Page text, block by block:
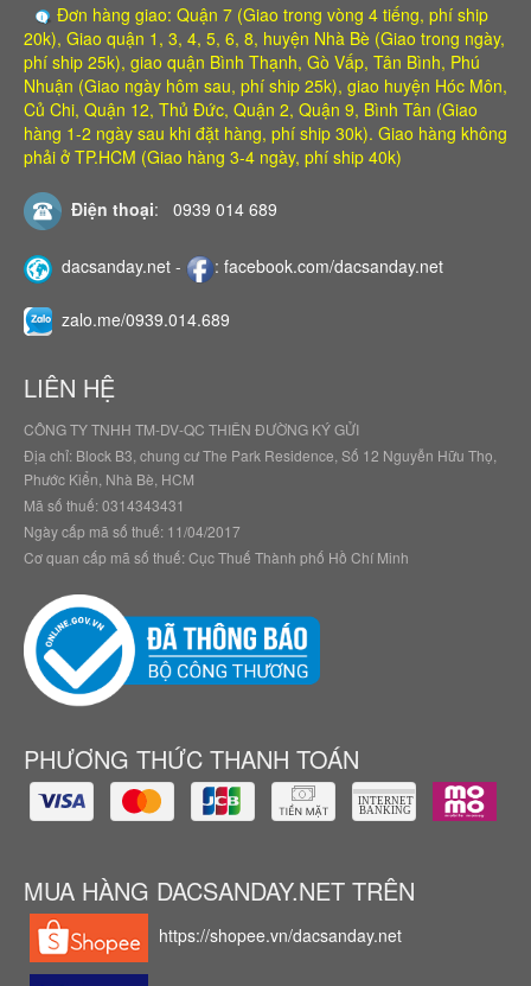
Đơn hàng giao: Quận 7 (Giao trong vòng 4 tiếng, phí ship
20k), Giao quận 1, 3, 4, 5, 6, 8, huyện Nhà Bè (Giao trong ngày,
phí ship 25k), giao quận Bình Thạnh, Gò Vấp, Tân Bình, Phú
Nhuận (Giao ngày hôm sau, phí ship 25k), giao huyện Hóc Môn,
Củ Chi, Quận 12, Thủ Đức, Quận 2, Quận 9, Bình Tân (Giao
hàng 1-2 ngày sau khi đặt hàng, phí ship 30k). Giao hàng không
phải ở TP.HCM (Giao hàng 3-4 ngày, phí ship 40k)
Điện thoại: 0939 014 689
dacsanday.net - : facebook.com/dacsanday.net
zalo.me/0939.014.689
LIÊN HỆ
CÔNG TY TNHH TM-DV-QC THIÊN ĐƯỜNG KÝ GỬI
Địa chỉ: Block B3, chung cư The Park Residence, Số 12 Nguyễn Hữu Thọ,
Phước Kiển, Nhà Bè, HCM
Mã số thuế: 0314343431
Ngày cấp mã số thuế: 11/04/2017
Cơ quan cấp mã số thuế: Cục Thuế Thành phố Hồ Chí Minh
PHƯƠNG THỨC THANH TOÁN
MUA HÀNG DACSANDAY.NET TRÊN
https://shopee.vn/dacsanday.net